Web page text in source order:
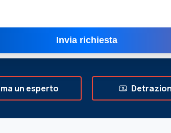
un esperto